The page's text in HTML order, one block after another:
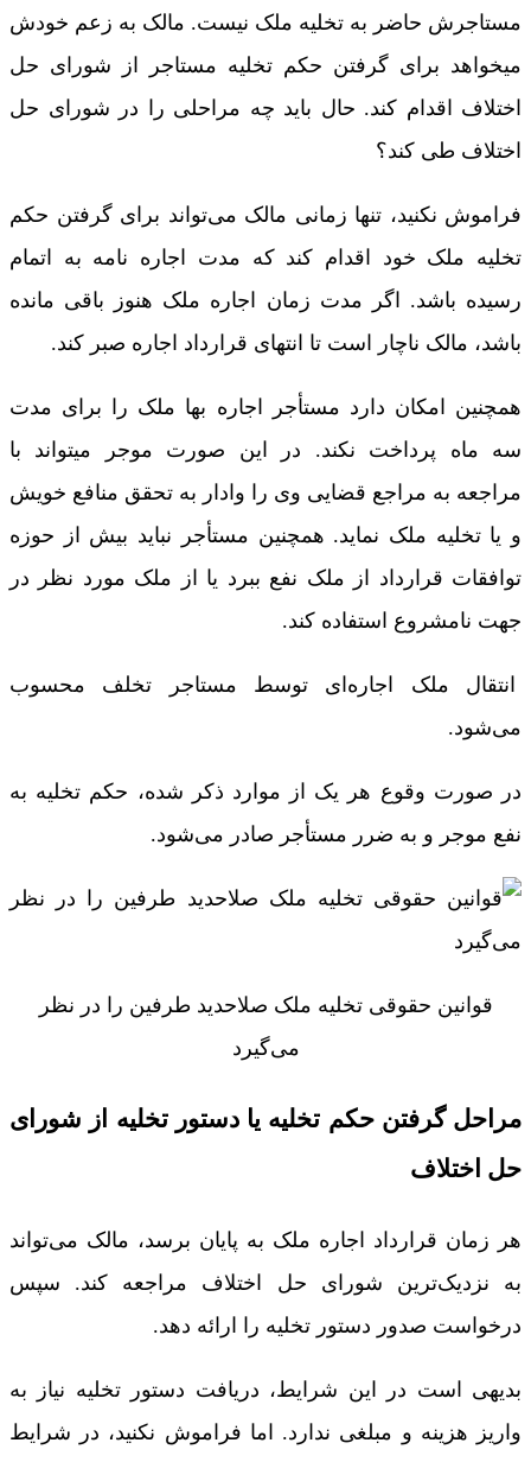
مستاجرش حاضر به تخلیه ملک نیست. مالک به زعم خودش
میخواهد برای گرفتن حکم تخلیه مستاجر از شورای حل
اختلاف اقدام کند. حال باید چه مراحلی را در شورای حل
اختلاف طی کند؟
فراموش نکنید، تنها زمانی مالک می‌تواند برای گرفتن حکم
تخلیه ملک خود اقدام کند که مدت اجاره‌ نامه به اتمام
رسیده باشد. اگر مدت زمان اجاره ملک هنوز باقی مانده
باشد، مالک ناچار است تا انتهای قرارداد اجاره صبر کند.
همچنین امکان دارد مستأجر اجاره‌ بها ملک را برای مدت
سه ماه پرداخت نکند. در این صورت موجر میتواند با
مراجعه به مراجع قضایی وی را وادار به تحقق منافع خویش
و یا تخلیه ملک نماید. همچنین مستأجر نباید بیش از حوزه
توافقات قرارداد از ملک نفع ببرد یا از ملک مورد نظر در
جهت نامشروع استفاده کند.
انتقال ملک اجاره‌ای توسط مستاجر تخلف محسوب
می‌شود.
در صورت وقوع هر یک از موارد ذکر شده، حکم تخلیه به
نفع موجر و به ضرر مستأجر صادر می‌شود.
قوانین حقوقی تخلیه ملک صلاحدید طرفین را در نظر
می‌گیرد
مراحل گرفتن حکم تخلیه یا دستور تخلیه از شورای
حل اختلاف
هر زمان قرارداد اجاره ملک به پایان برسد، مالک می‌تواند
به نزدیک‌ترین شورای حل اختلاف مراجعه کند. سپس
درخواست صدور دستور تخلیه را ارائه دهد.
بدیهی است در این شرایط، دریافت دستور تخلیه نیاز به
واریز هزینه و مبلغی ندارد. اما فراموش نکنید، در شرایط